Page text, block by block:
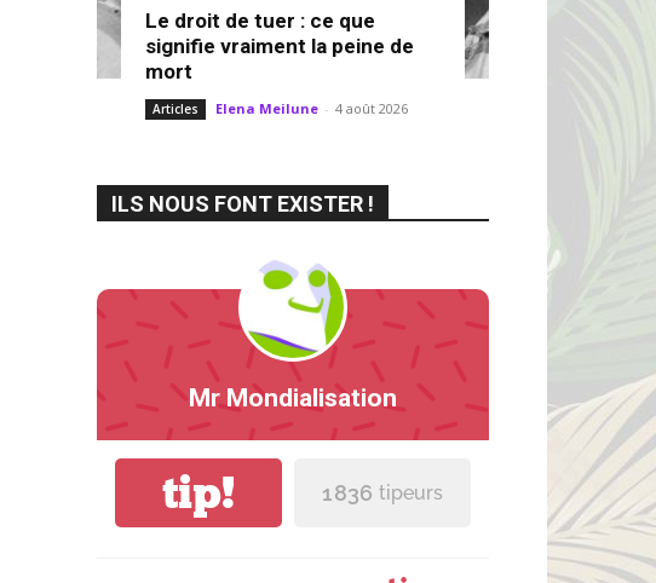
Le droit de tuer : ce que
signifie vraiment la peine de
mort
Articles Elena Meilune - 4 août 2026
ILS NOUS FONT EXISTER !
Mr Mondialisation
tip! 1 836 tipeurs